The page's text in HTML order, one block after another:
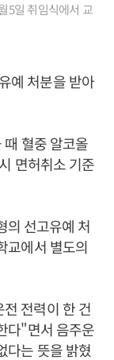
5일 취임식에서 교
예 처분을 받아
혈중 알코올
면허취소 기준
의 선고유예 처
교에서 별도의
전력이 한 건
다"면서 음주운
다는 뜻을 밝혔